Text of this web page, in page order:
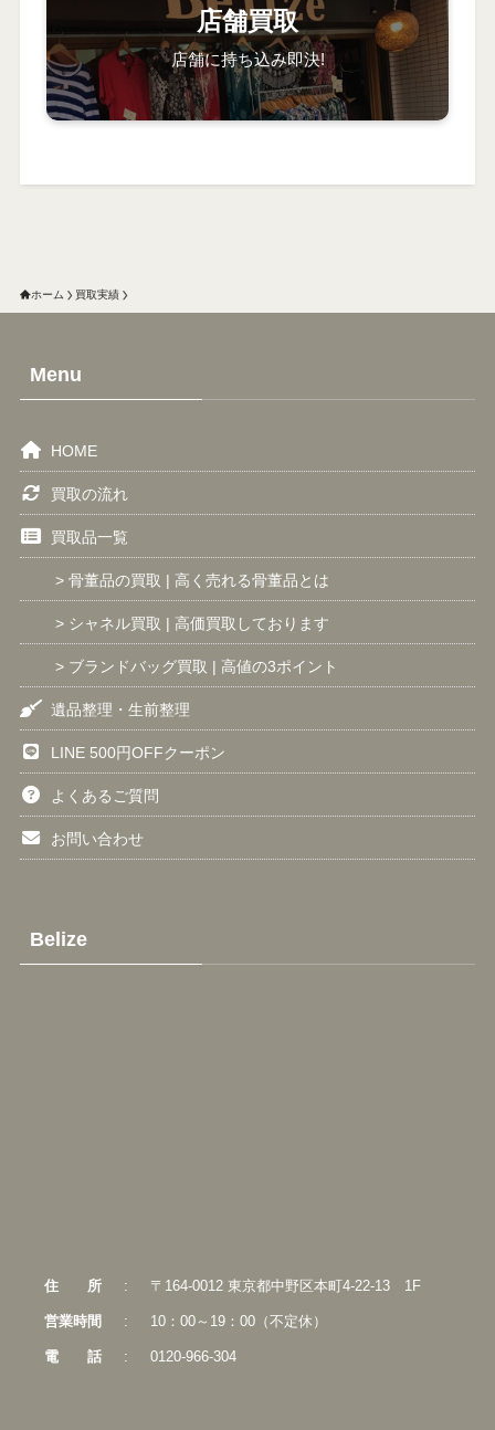
店舗買取
店舗に持ち込み即決!
ホーム 買取実績
Menu
HOME
買取の流れ
買取品一覧
> 骨董品の買取 | 高く売れる骨董品とは
> シャネル買取 | 高価買取しております
> ブランドバッグ買取 | 高値の3ポイント
遺品整理・生前整理
LINE 500円OFFクーポン
よくあるご質問
お問い合わせ
Belize
住 所 : 〒164-0012 東京都中野区本町4-22-13 1F
営業時間 : 10：00～19：00（不定休）
電話 : 0120-966-304